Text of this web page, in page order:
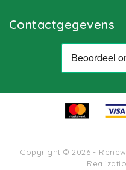
Contactgegevens
Copyright © 2026 -